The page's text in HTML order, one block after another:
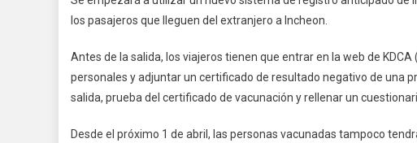
los pasajeros que lleguen del extranjero a Incheon.
Antes de la salida, los viajeros tienen que entrar en la web de
personales y adjuntar un certificado de resultado negativo de una
salida, prueba del certificado de vacunación y rellenar un
Desde el próximo 1 de abril, las personas vacunadas tampoco